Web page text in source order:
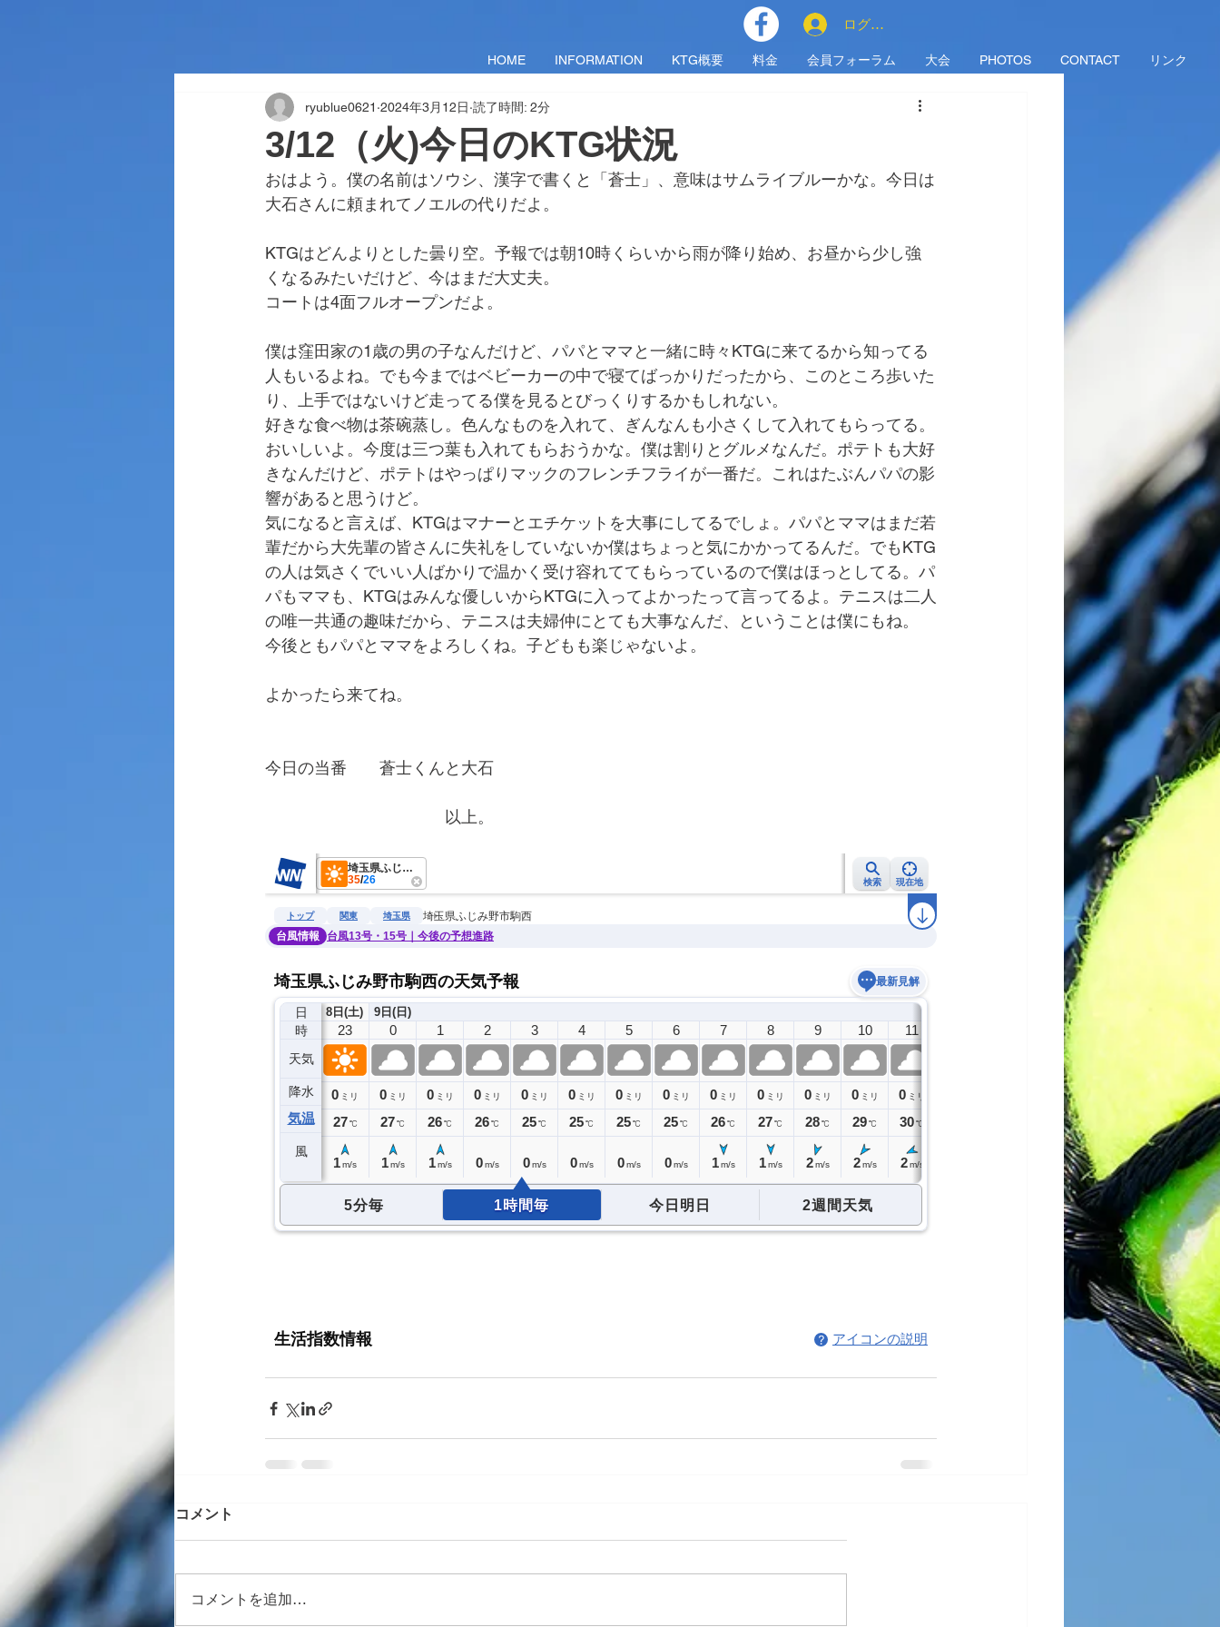
HOME INFORMATION KTG概要 料金 会員フォーラム 大会 PHOTOS CONTACT リンク
ログイン
3/12（火)今日のKTG状況
ryublue0621 2024年3月12日 読了時間: 2分
おはよう。僕の名前はソウシ、漢字で書くと「蒼士」、意味はサムライブルーかな。今日は
大石さんに頼まれてノエルの代りだよ。
KTGはどんよりとした曇り空。予報では朝10時くらいから雨が降り始め、お昼から少し強
くなるみたいだけど、今はまだ大丈夫。
コートは4面フルオープンだよ。
僕は窪田家の1歳の男の子なんだけど、パパとママと一緒に時々KTGに来てるから知ってる
人もいるよね。でも今まではベビーカーの中で寝てばっかりだったから、このところ歩いた
り、上手ではないけど走ってる僕を見るとびっくりするかもしれない。
好きな食べ物は茶碗蒸し。色んなものを入れて、ぎんなんも小さくして入れてもらってる。
おいしいよ。今度は三つ葉も入れてもらおうかな。僕は割りとグルメなんだ。ポテトも大好
きなんだけど、ポテトはやっぱりマックのフレンチフライが一番だ。これはたぶんパパの影
響があると思うけど。
気になると言えば、KTGはマナーとエチケットを大事にしてるでしょ。パパとママはまだ若
輩だから大先輩の皆さんに失礼をしていないか僕はちょっと気にかかってるんだ。でもKTG
の人は気さくでいい人ばかりで温かく受け容れててもらっているので僕はほっとしてる。パ
パもママも、KTGはみんな優しいからKTGに入ってよかったって言ってるよ。テニスは二人
の唯一共通の趣味だから、テニスは夫婦仲にとても大事なんだ、ということは僕にもね。
今後ともパパとママをよろしくね。子どもも楽じゃないよ。
よかったら来てね。
今日の当番　　蒼士くんと大石
以上。
コメント
コメントを追加…